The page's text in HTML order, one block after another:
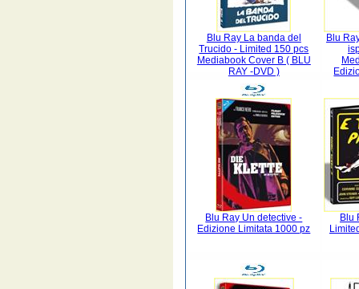
Blu Ray La banda del
Trucido - Limited 150 pcs
Mediabook Cover B ( BLU
RAY -DVD )
Blu
Blu Ray Un detective -
Edizione Limitata 1000 pz
Blu